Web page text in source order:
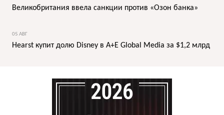
Великобритания ввела санкции против «Озон банка»
05 АВГ
Hearst купит долю Disney в A+E Global Media за $1,2 млрд